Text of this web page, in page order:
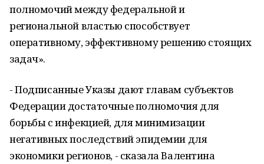
полномочий между федеральной и
региональной властью способствует
оперативному, эффективному решению стоящих
задач».
- Подписанные Указы дают главам субъектов
Федерации достаточные полномочия для
борьбы с инфекцией, для минимизации
негативных последствий эпидемии для
экономики регионов, - сказала Валентина